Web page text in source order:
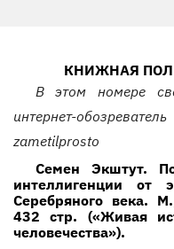
КНИЖНАЯ
В этом номере
интернет-
zametilprosto
Семен Экштут.
интеллигенции от
Серебряного века.
432 стр. («Живая
человечества»).